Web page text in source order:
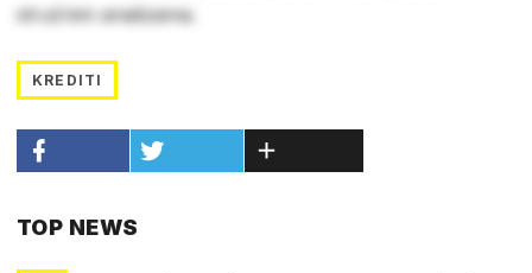
stručnim analizama.
KREDITI
TOP NEWS